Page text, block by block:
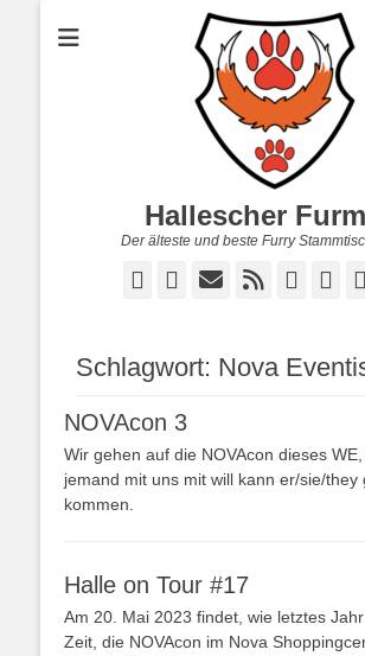
Hallescher
Der älteste und beste Furry
Facebook
Twitter
E-
Feed
Schlagwort: Nova
NOVAcon 3
Wir gehen auf die NOVAcon dieses
jemand mit uns mit will kann er/sie/they
kommen.
Halle on Tour #17
Am 20. Mai 2023 findet, wie letztes
Zeit, die NOVAcon im Nova